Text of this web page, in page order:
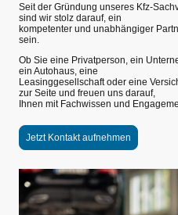
Seit der Gründung unseres Kfz-
sind wir stolz darauf, ein
kompetenter und unabhängiger
sein.
Ob Sie eine Privatperson, ein
ein Autohaus, eine
Leasinggesellschaft oder eine
zur Seite und freuen uns darauf,
Ihnen mit Fachwissen und
Jetzt Kontakt aufnehmen